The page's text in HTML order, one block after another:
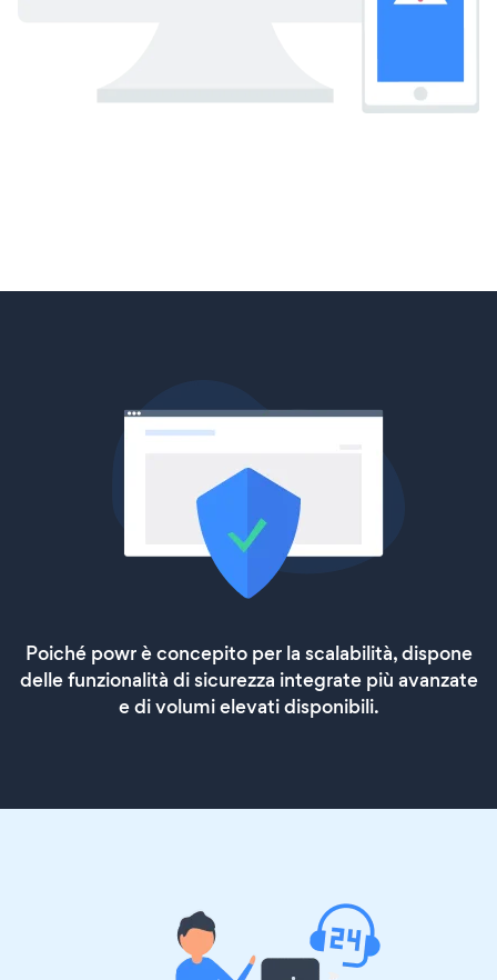
Poiché powr è concepito per la scalabilità, dispone
delle funzionalità di sicurezza integrate più avanzate
e di volumi elevati disponibili.